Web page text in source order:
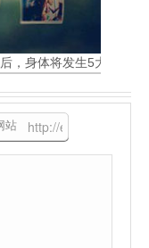
，身体将发生5大可怕
站